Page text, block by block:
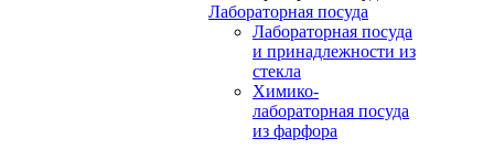
Лабораторная посуда
Лабораторная посуда
и принадлежности из
стекла
Химико-
лабораторная посуда
из фарфора